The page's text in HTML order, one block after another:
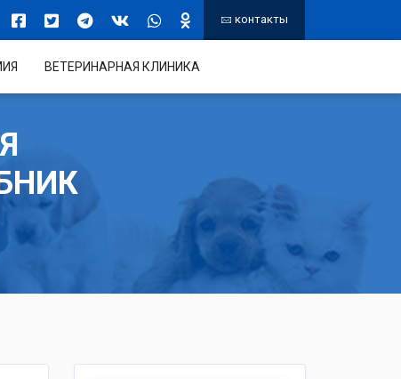
контакты
ВЕТЕРИНАРНАЯ КЛИНИКА